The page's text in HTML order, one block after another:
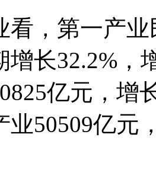
第一产业
增长32.2%，
亿元，增
业50509亿元